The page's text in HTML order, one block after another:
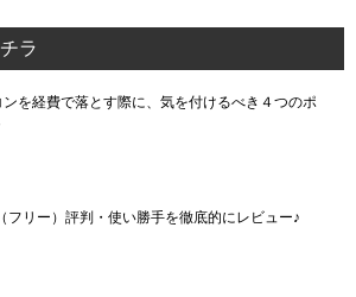
ラ
ンを経費で落とす際に、気を付けるべき４つのポ
フリー）評判・使い勝手を徹底的にレビュー♪